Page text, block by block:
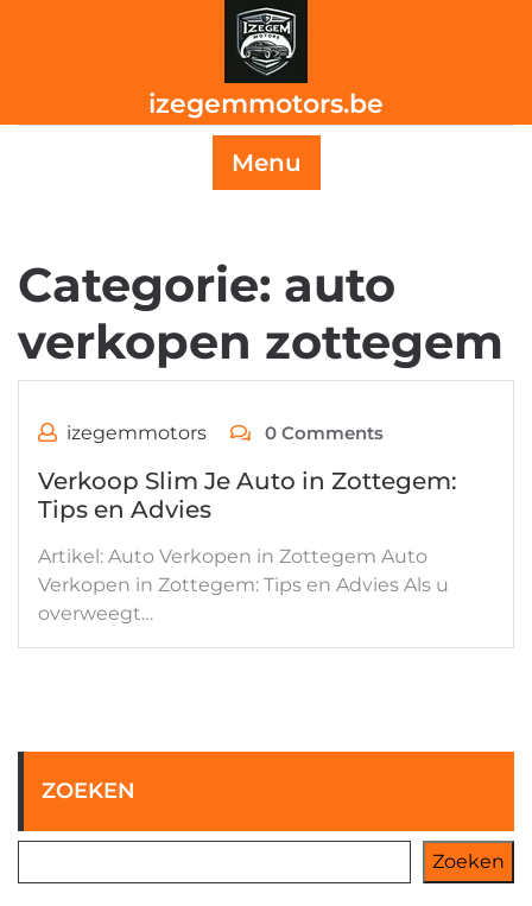
izegemmotors.be
Menu
Categorie: auto
verkopen zottegem
izegemmotors 0 Comments
Verkoop Slim Je Auto in Zottegem:
Tips en Advies
Artikel: Auto Verkopen in Zottegem Auto
Verkopen in Zottegem: Tips en Advies Als u
overweegt…
ZOEKEN
Zoeken